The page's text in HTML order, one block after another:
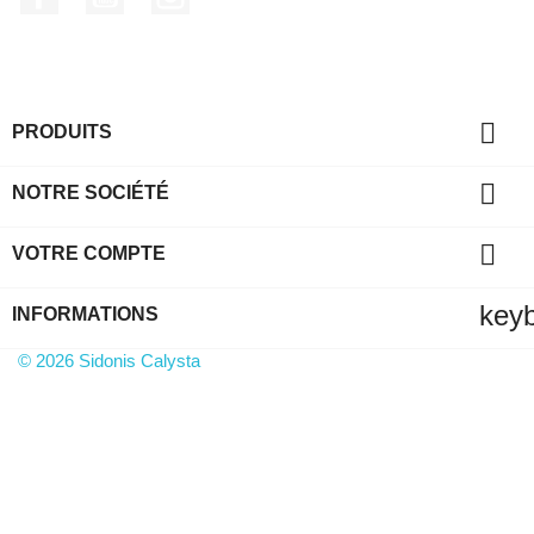
PRODUITS 
NOTRE SOCIÉTÉ 
VOTRE COMPTE 
INFORMATIONS
© 2026 Sidonis Calysta